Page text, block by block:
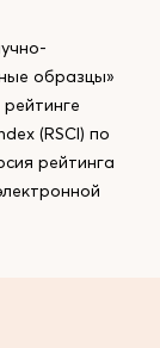
образцы»
(RSCI) по
рейтинга